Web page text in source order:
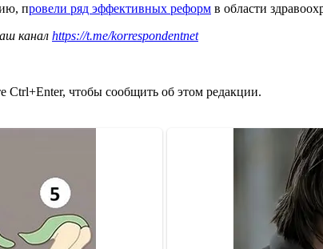
провели ряд эффективных реформ в области
канал https://t.me/korrespondentnet
чтобы сообщить об этом редакции.